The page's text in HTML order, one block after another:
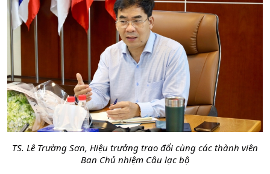
TS. Lê Trường Sơn, Hiệu trưởng trao đổi cùng các thành viên
Ban Chủ nhiệm Câu lạc bộ